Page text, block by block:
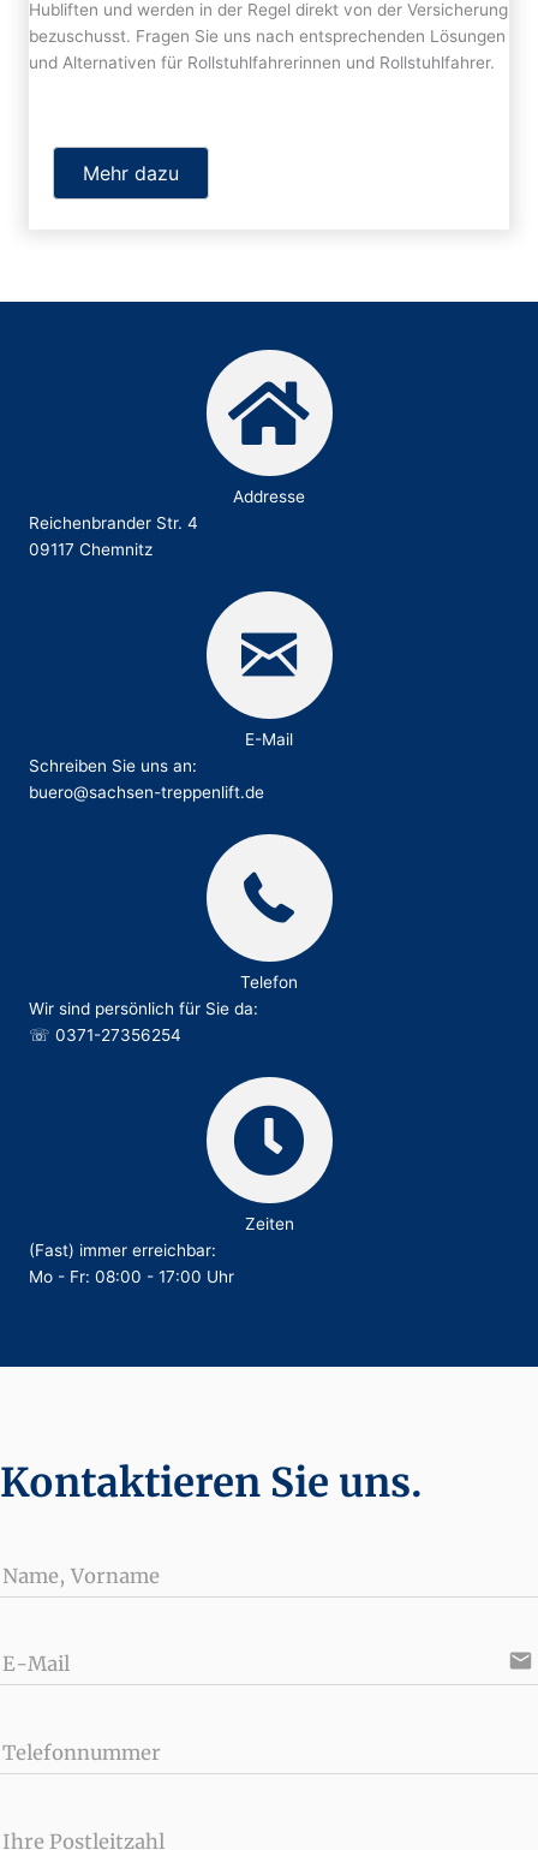
Hubliften und werden in der Regel direkt von der Versicherung
bezuschusst. Fragen Sie uns nach entsprechenden Lösungen
und Alternativen für Rollstuhlfahrerinnen und Rollstuhlfahrer.
Mehr dazu
Addresse
Reichenbrander Str. 4
09117 Chemnitz
E-Mail
Schreiben Sie uns an:
buero@sachsen-treppenlift.de
Telefon
Wir sind persönlich für Sie da:
☏ 0371-27356254
Zeiten
(Fast) immer erreichbar:
Mo - Fr: 08:00 - 17:00 Uhr
Kontaktieren Sie uns.
Name, Vorname
E-Mail email
Telefonnummer
Ihre Postleitzahl